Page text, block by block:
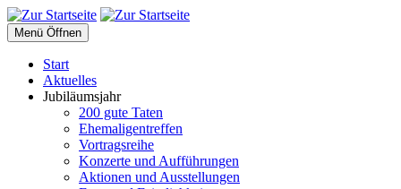
Menü Öffnen
Start
Aktuelles
Jubiläumsjahr
200 gute Taten
Ehemaligentreffen
Vortragsreihe
Konzerte und Aufführungen
Aktionen und Ausstellungen